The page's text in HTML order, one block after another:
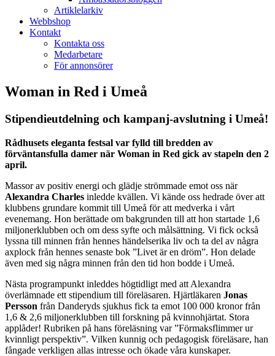
Artiklelarkiv
Webbshop
Kontakt
Kontakta oss
Medarbetare
För annonsörer
Woman in Red i Umeå
Stipendieutdelning och kampanj-avslutning i Umeå!
Rådhusets eleganta festsal var fylld till bredden av
förväntansfulla damer när Woman in Red gick av stapeln den 2
april.
Massor av positiv energi och glädje strömmade emot oss när
Alexandra Charles inledde kvällen. Vi kände oss hedrade över att
klubbens grundare kommit till Umeå för att medverka i vårt
evenemang. Hon berättade om bakgrunden till att hon startade 1,6
miljonerklubben och om dess syfte och målsättning. Vi fick också
lyssna till minnen från hennes händelserika liv och ta del av några
axplock från hennes senaste bok ”Livet är en dröm”. Hon delade
även med sig några minnen från den tid hon bodde i Umeå.
Nästa programpunkt inleddes högtidligt med att Alexandra
överlämnade ett stipendium till föreläsaren. Hjärtläkaren Jonas
Persson från Danderyds sjukhus fick ta emot 100 000 kronor från
1,6 & 2,6 miljonerklubben till forskning på kvinnohjärtat. Stora
applåder! Rubriken på hans föreläsning var ”Förmaksflimmer ur
kvinnligt perspektiv”. Vilken kunnig och pedagogisk föreläsare, han
fångade verkligen allas intresse och ökade våra kunskaper.